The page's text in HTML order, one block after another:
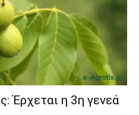
Έρχεται η 3η γενεά